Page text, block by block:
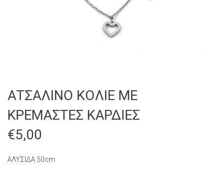
ΑΤΣΑΛΙΝΟ ΚΟΛΙΕ ΜΕ
ΚΡΕΜΑΣΤΕΣ ΚΑΡΔΙΕΣ
€5,00
ΑΛΥΣΙΔΑ 50cm